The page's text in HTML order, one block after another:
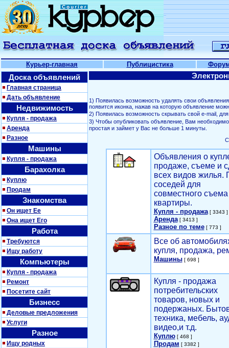
Курьер-главная Публицистика
Доска объявлений
Главная страница
Дать объявление
Недвижимость
Купля - продажа
Аренда
Разное
Машины
Купля - продажа
Барахолка
Куплю
Продам
Знакомства
Он ищет Ее
Она ищет Его
Работа
Требуются
Ищу работу
Компьютеры
Купля - продажа
Ремонт
Посетите сайт
Бизнесс
Деловые предложения
Услуги
Разное
Ищу родных
1) Появилась возможность удалять свои
появится иконка, нажав на которую объявление
2) Появилась возможность скрывать свой е-mail,
3) Чтобы опубликовать объявление, Вам
простая и займет у Вас не больше 1 минуты.
Объявления о
продаже, съеме и
всех видов жилья.
соседей для
совместного съема
квартиры.
Купля - продажа[ 3343 ]
Аренда[ 3413 ]
Разное по теме[ 773 ]
Все об
купля, продажа,
Машины[ 698 ]
Купля - продажа
потребительских
товаров, новых и
подержаных.
техника, мебель,
видео,и т.д.
Куплю[ 468 ]
Продам [ 3382 ]